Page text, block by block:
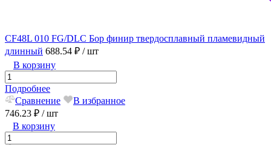
CF48L 010 FG/DLC Бор финир твердосплавный пламевидный
длинный 688.54 ₽ / шт
В корзину
Подробнее
Сравнение
В избранное
746.23 ₽ / шт
В корзину